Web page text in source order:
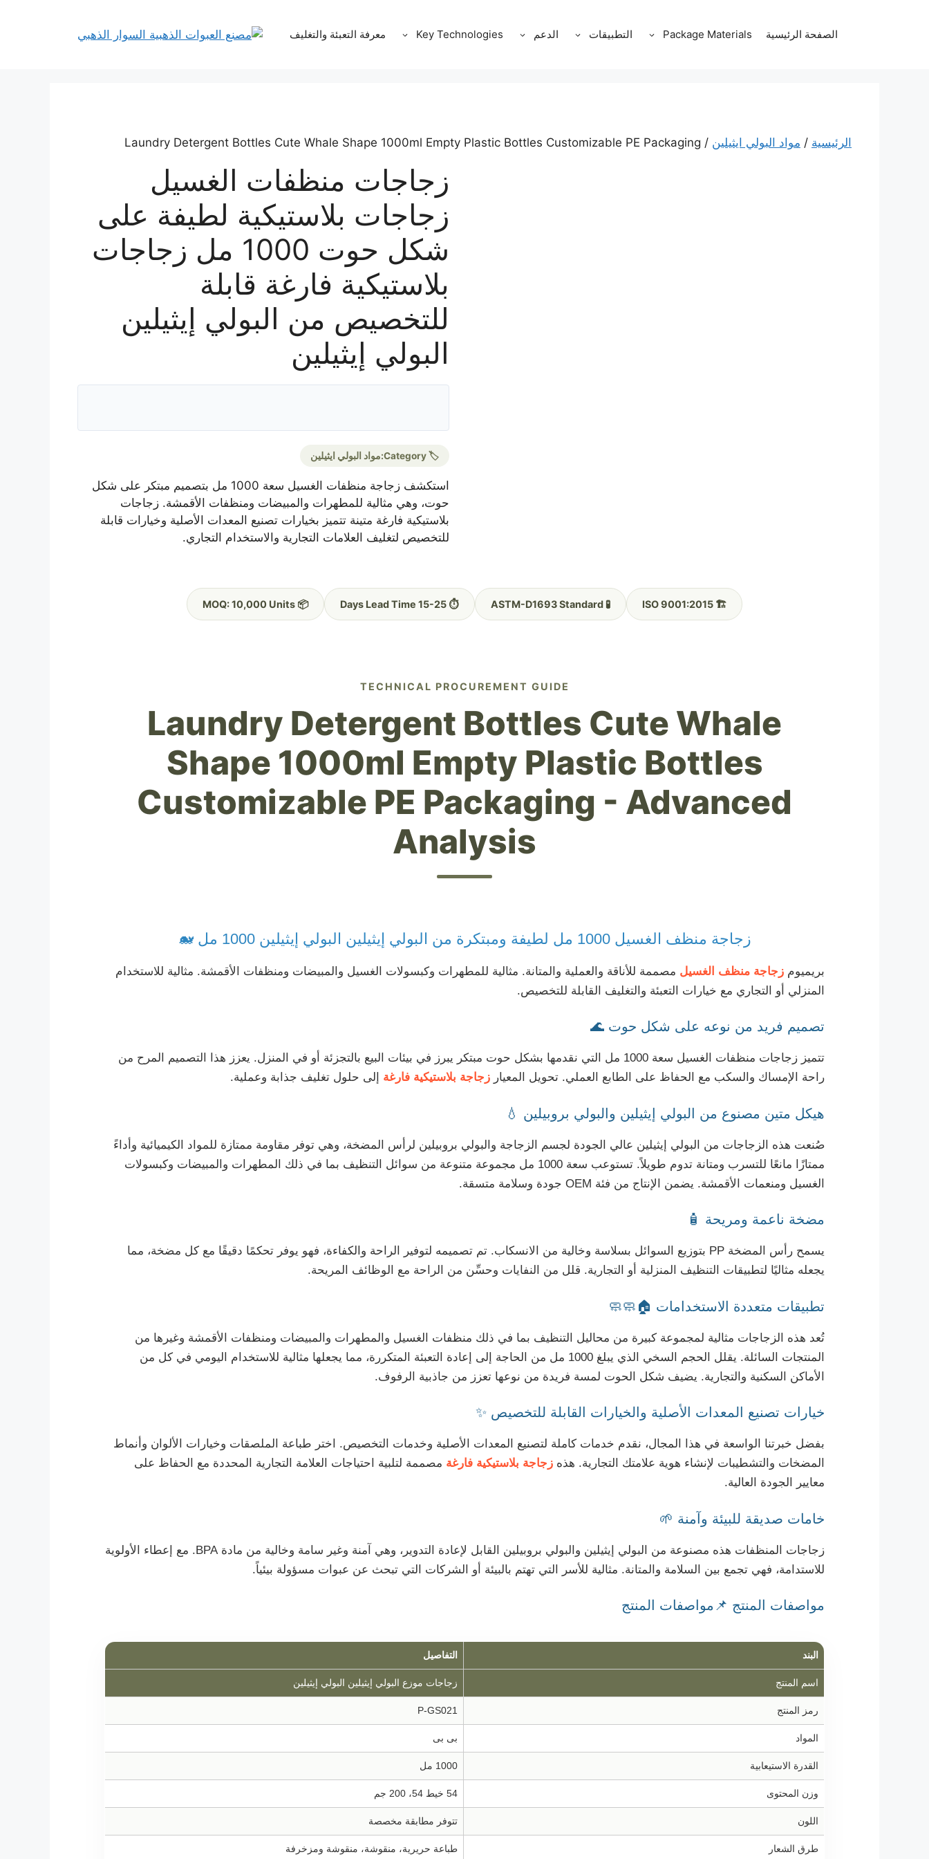
الصفحة الرئيسية Package Materials التطبيقات الدعم Key Technologies معرفة التعبئة والتغليف
الرئيسية / مواد البولي ايثيلين / Laundry Detergent Bottles Cute Whale Shape 1000ml Empty Plastic Bottles Customizable PE Packaging
زجاجات منظفات الغسيل
زجاجات بلاستيكية لطيفة على
شكل حوت 1000 مل زجاجات
بلاستيكية فارغة قابلة
للتخصيص من البولي إيثيلين
البولي إيثيلين
🏷️ Category: مواد البولي ايثيلين
استكشف زجاجة منظفات الغسيل سعة 1000 مل بتصميم مبتكر على شكل
حوت، وهي مثالية للمطهرات والمبيضات ومنظفات الأقمشة. زجاجات
بلاستيكية فارغة متينة تتميز بخيارات تصنيع المعدات الأصلية وخيارات قابلة
للتخصيص لتغليف العلامات التجارية والاستخدام التجاري.
🏗️ ISO 9001:2015
🧪 ASTM-D1693 Standard
⏱️ 15-25 Days Lead Time
📦 MOQ: 10,000 Units
TECHNICAL PROCUREMENT GUIDE
Laundry Detergent Bottles Cute Whale
Shape 1000ml Empty Plastic Bottles
Customizable PE Packaging - Advanced
Analysis
زجاجة منظف الغسيل 1000 مل لطيفة ومبتكرة من البولي إيثيلين البولي إيثيلين 1000 مل 🐋
بريميوم زجاجة منظف الغسيل مصممة للأناقة والعملية والمتانة. مثالية للمطهرات وكبسولات الغسيل والمبيضات ومنظفات الأقمشة. مثالية للاستخدام
المنزلي أو التجاري مع خيارات التعبئة والتغليف القابلة للتخصيص.
تصميم فريد من نوعه على شكل حوت 🌊
تتميز زجاجات منظفات الغسيل سعة 1000 مل التي نقدمها بشكل حوت مبتكر يبرز في بيئات البيع بالتجزئة أو في المنزل. يعزز هذا التصميم المرح من
راحة الإمساك والسكب مع الحفاظ على الطابع العملي. تحويل المعيار زجاجة بلاستيكية فارغة إلى حلول تغليف جذابة وعملية.
هيكل متين مصنوع من البولي إيثيلين والبولي بروبيلين 💧
صُنعت هذه الزجاجات من البولي إيثيلين عالي الجودة لجسم الزجاجة والبولي بروبيلين لرأس المضخة، وهي توفر مقاومة ممتازة للمواد الكيميائية وأداءً
ممتازًا مانعًا للتسرب ومتانة تدوم طويلاً. تستوعب سعة 1000 مل مجموعة متنوعة من سوائل التنظيف بما في ذلك المطهرات والمبيضات وكبسولات
الغسيل ومنعمات الأقمشة. يضمن الإنتاج من فئة OEM جودة وسلامة متسقة.
مضخة ناعمة ومريحة 🧴
يسمح رأس المضخة PP بتوزيع السوائل بسلاسة وخالية من الانسكاب. تم تصميمه لتوفير الراحة والكفاءة، فهو يوفر تحكمًا دقيقًا مع كل مضخة، مما
يجعله مثاليًا لتطبيقات التنظيف المنزلية أو التجارية. قلل من النفايات وحسِّن من الراحة مع الوظائف المريحة.
تطبيقات متعددة الاستخدامات 🏠🧼🧼
تُعد هذه الزجاجات مثالية لمجموعة كبيرة من محاليل التنظيف بما في ذلك منظفات الغسيل والمطهرات والمبيضات ومنظفات الأقمشة وغيرها من
المنتجات السائلة. يقلل الحجم السخي الذي يبلغ 1000 مل من الحاجة إلى إعادة التعبئة المتكررة، مما يجعلها مثالية للاستخدام اليومي في كل من
الأماكن السكنية والتجارية. يضيف شكل الحوت لمسة فريدة من نوعها تعزز من جاذبية الرفوف.
خيارات تصنيع المعدات الأصلية والخيارات القابلة للتخصيص ✨
بفضل خبرتنا الواسعة في هذا المجال، نقدم خدمات كاملة لتصنيع المعدات الأصلية وخدمات التخصيص. اختر طباعة الملصقات وخيارات الألوان وأنماط
المضخات والتشطيبات لإنشاء هوية علامتك التجارية. هذه زجاجة بلاستيكية فارغة مصممة لتلبية احتياجات العلامة التجارية المحددة مع الحفاظ على
معايير الجودة العالية.
خامات صديقة للبيئة وآمنة 🌱
زجاجات المنظفات هذه مصنوعة من البولي إيثيلين والبولي بروبيلين القابل لإعادة التدوير، وهي آمنة وغير سامة وخالية من مادة BPA. مع إعطاء الأولوية
للاستدامة، فهي تجمع بين السلامة والمتانة. مثالية للأسر التي تهتم بالبيئة أو الشركات التي تبحث عن عبوات مسؤولة بيئياً.
مواصفات المنتج 📌مواصفات المنتج
البند التفاصيل
اسم المنتج زجاجات موزع البولي إيثيلين البولي إيثيلين
رمز المنتج P-GS021
المواد بى بى
القدرة الاستيعابية 1000 مل
وزن المحتوى 54 خيط 54، 200 جم
اللون تتوفر مطابقة مخصصة
طرق الشعار طباعة حريرية، منقوشة، منقوشة ومزخرفة